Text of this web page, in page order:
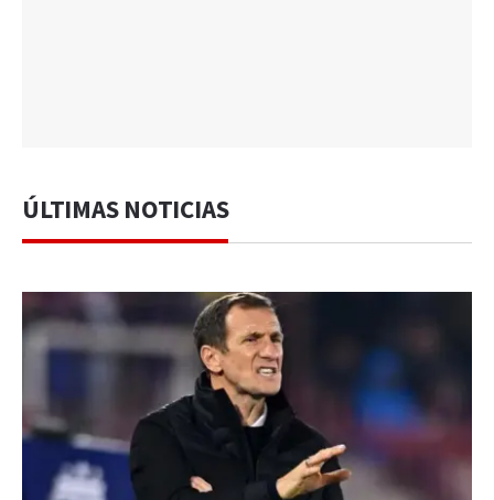
ÚLTIMAS NOTICIAS